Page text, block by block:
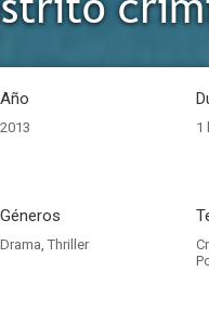
Año
2013 1
Géneros
Drama, Thriller